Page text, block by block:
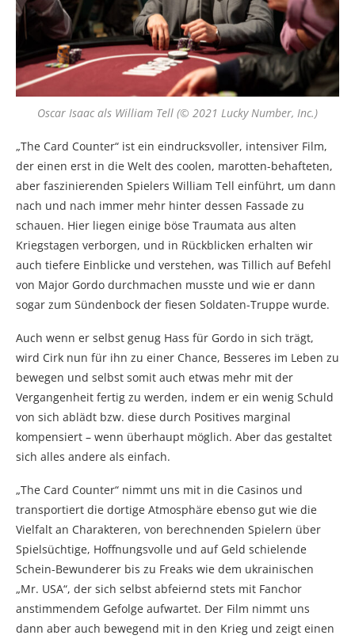
Oscar Isaac als William Tell (© 2021 Lucky Number, Inc.)
„The Card Counter“ ist ein eindrucksvoller, intensiver Film,
der einen erst in die Welt des coolen, marotten-behafteten,
aber faszinierenden Spielers William Tell einführt, um dann
nach und nach immer mehr hinter dessen Fassade zu
schauen. Hier liegen einige böse Traumata aus alten
Kriegstagen verborgen, und in Rückblicken erhalten wir
auch tiefere Einblicke und verstehen, was Tillich auf Befehl
von Major Gordo durchmachen musste und wie er dann
sogar zum Sündenbock der fiesen Soldaten-Truppe wurde.
Auch wenn er selbst genug Hass für Gordo in sich trägt,
wird Cirk nun für ihn zu einer Chance, Besseres im Leben zu
bewegen und selbst somit auch etwas mehr mit der
Vergangenheit fertig zu werden, indem er ein wenig Schuld
von sich ablädt bzw. diese durch Positives marginal
kompensiert – wenn überhaupt möglich. Aber das gestaltet
sich alles andere als einfach.
„The Card Counter“ nimmt uns mit in die Casinos und
transportiert die dortige Atmosphäre ebenso gut wie die
Vielfalt an Charakteren, von berechnenden Spielern über
Spielsüchtige, Hoffnungsvolle und auf Geld schielende
Schein-Bewunderer bis zu Freaks wie dem ukrainischen
„Mr. USA“, der sich selbst abfeiernd stets mit Fanchor
anstimmendem Gefolge aufwartet. Der Film nimmt uns
dann aber auch bewegend mit in den Krieg und zeigt einen